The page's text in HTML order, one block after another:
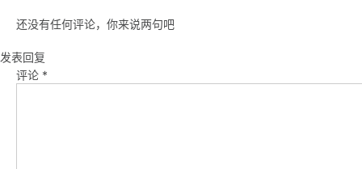
还没有任何评论，你来说两句吧
发表回复
评论 *